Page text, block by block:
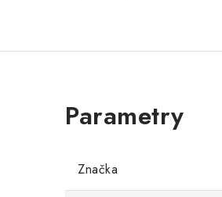
Značka